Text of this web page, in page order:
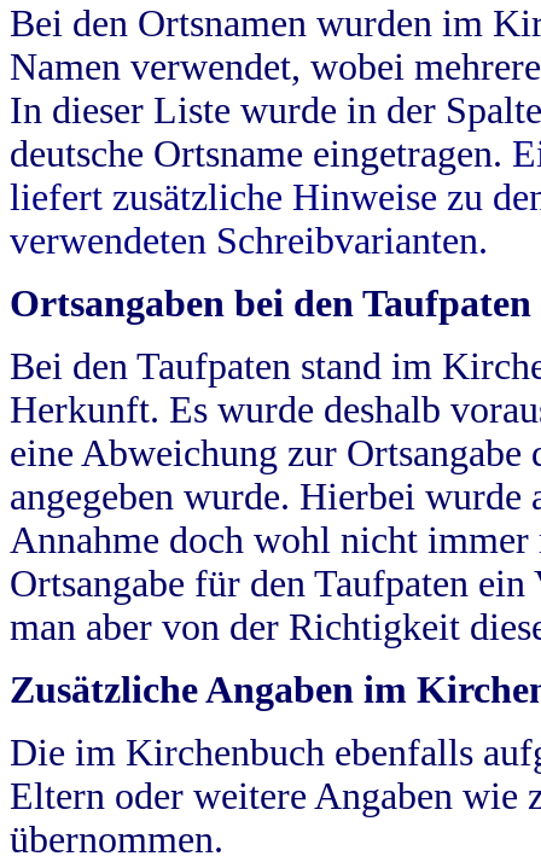
Bei den Ortsnamen wurden im
Namen verwendet, wobei
In dieser Liste wurde in der
deutsche Ortsname eingetragen.
liefert zusätzliche Hinweise zu
verwendeten Schreibvarianten.
Ortsangaben bei den Taufpaten
Bei den Taufpaten stand im
Herkunft. Es wurde deshalb
eine Abweichung zur
angegeben wurde. Hierbei wurde
Annahme doch wohl nicht
Ortsangabe für den Taufpaten
man aber von der Richtigkeit
Zusätzliche Angaben im
Die im Kirchenbuch ebenfalls
Eltern oder weitere Angaben wie
übernommen.